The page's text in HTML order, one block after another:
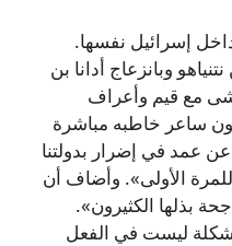
إسرائيل نفسها.
وبانزعاج أدانا بن
مع قيم وأعراف
ساعر خاطبه مباشرة
عمد في إضرار بدولتنا
الأولى». وأضاف أن
بذلها الكثيرون».
ليست في الفعل